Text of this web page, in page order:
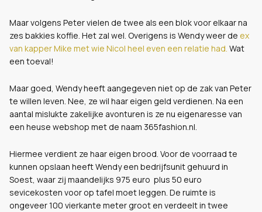
Maar volgens Peter vielen de twee als een blok voor elkaar na
zes bakkies koffie. Het zal wel. Overigens is Wendy weer de ex
van kapper Mike met wie Nicol heel even een relatie had. Wat
een toeval!
Maar goed, Wendy heeft aangegeven niet op de zak van Peter
te willen leven. Nee, ze wil haar eigen geld verdienen. Na een
aantal mislukte zakelijke avonturen is ze nu eigenaresse van
een heuse webshop met de naam 365fashion.nl.
Hiermee verdient ze haar eigen brood. Voor de voorraad te
kunnen opslaan heeft Wendy een bedrijfsunit gehuurd in
Soest, waar zij maandelijks 975 euro plus 50 euro
sevicekosten voor op tafel moet leggen. De ruimte is
ongeveer 100 vierkante meter groot en verdeelt in twee